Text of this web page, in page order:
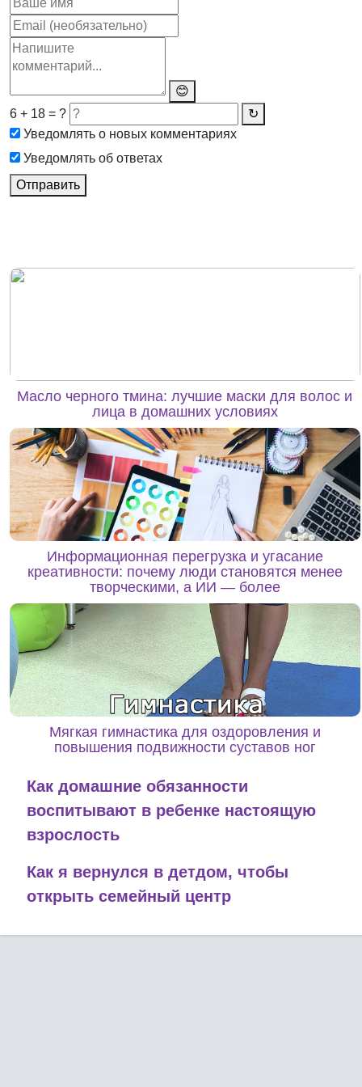
😊
6 + 18 = ?
↻
Уведомлять о новых комментариях
Уведомлять об ответах
Отправить
Масло черного тмина: лучшие маски для волос и
лица в домашних условиях
Информационная перегрузка и угасание
креативности: почему люди становятся менее
творческими, а ИИ — более
Мягкая гимнастика для оздоровления и
повышения подвижности суставов ног
Как домашние обязанности
воспитывают в ребенке настоящую
взрослость
Как я вернулся в детдом, чтобы
открыть семейный центр